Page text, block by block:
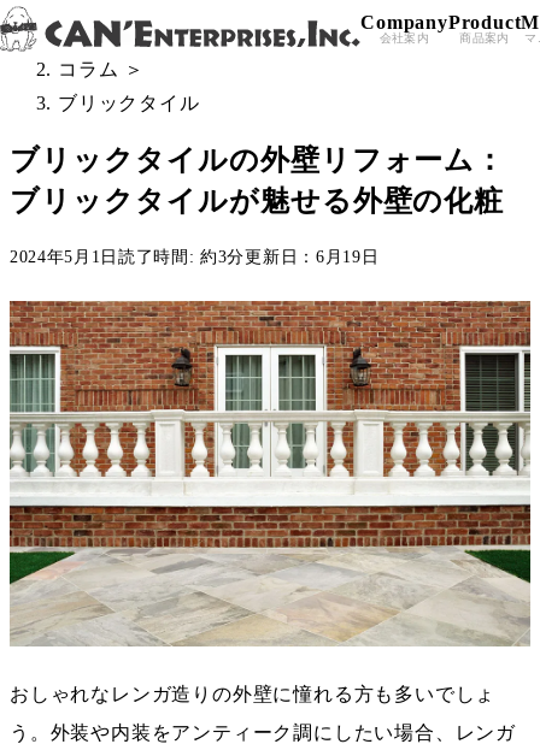
Skip to content
Company
会社案内
Product
商品案内 マ
All Posts ＞
コラム
＞
ブリックタイル
ブリックタイルの外壁リフォーム：
ブリックタイルが魅せる外壁の化粧
2024年5月1日読了時間: 約3分更新日：6月19日
おしゃれなレンガ造りの外壁に憧れる方も多いでしょ
う。外装や内装をアンティーク調にしたい場合、レンガ